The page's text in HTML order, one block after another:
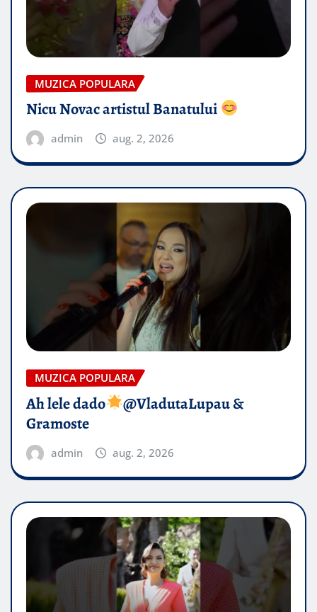
MUZICA POPULARA
Nicu Novac artistul Banatului
admin aug. 2, 2026
MUZICA POPULARA
Ah lele dado​
@VladutaLupau &
Gramoste
admin aug. 2, 2026